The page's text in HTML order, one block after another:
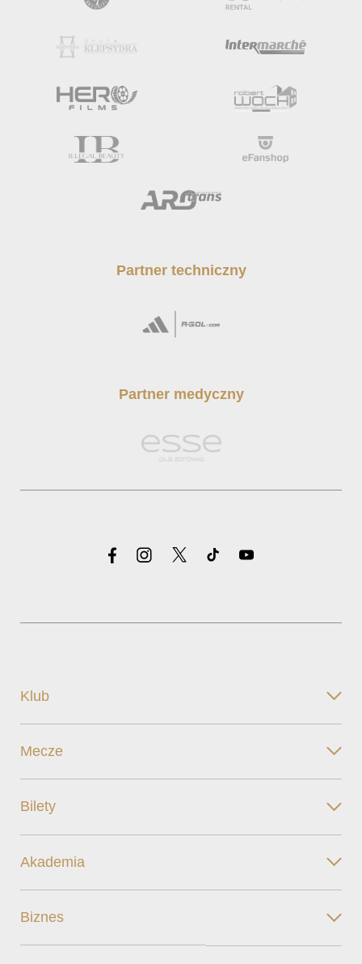
Partner techniczny
Partner medyczny
Klub
Mecze
Bilety
Akademia
Biznes